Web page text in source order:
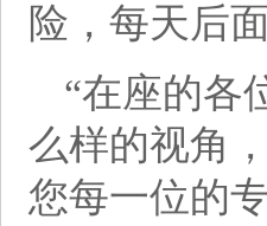
险，每天后
“在座的各
么样的视角
您每一位的